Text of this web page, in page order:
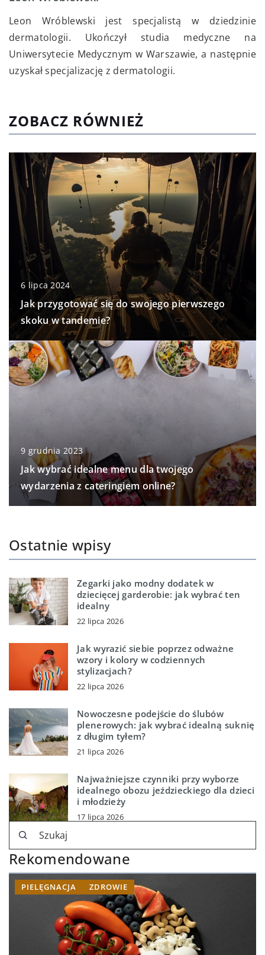
Leon Wróblewski jest specjalistą w dziedzinie
dermatologii. Ukończył studia medyczne na
Uniwersytecie Medycznym w Warszawie, a następnie
uzyskał specjalizację z dermatologii.
ZOBACZ RÓWNIEŻ
6 lipca 2024
Jak przygotować się do swojego pierwszego
skoku w tandemie?
9 grudnia 2023
Jak wybrać idealne menu dla twojego
wydarzenia z cateringiem online?
Ostatnie wpisy
Zegarki jako modny dodatek w
dziecięcej garderobie: jak wybrać ten
idealny
22 lipca 2026
Jak wyrazić siebie poprzez odważne
wzory i kolory w codziennych
stylizacjach?
22 lipca 2026
Nowoczesne podejście do ślubów
plenerowych: jak wybrać idealną suknię
z długim tyłem?
21 lipca 2026
Najważniejsze czynniki przy wyborze
idealnego obozu jeździeckiego dla dzieci
i młodzieży
17 lipca 2026
Rekomendowane
PIELĘGNACJA ZDROWIE